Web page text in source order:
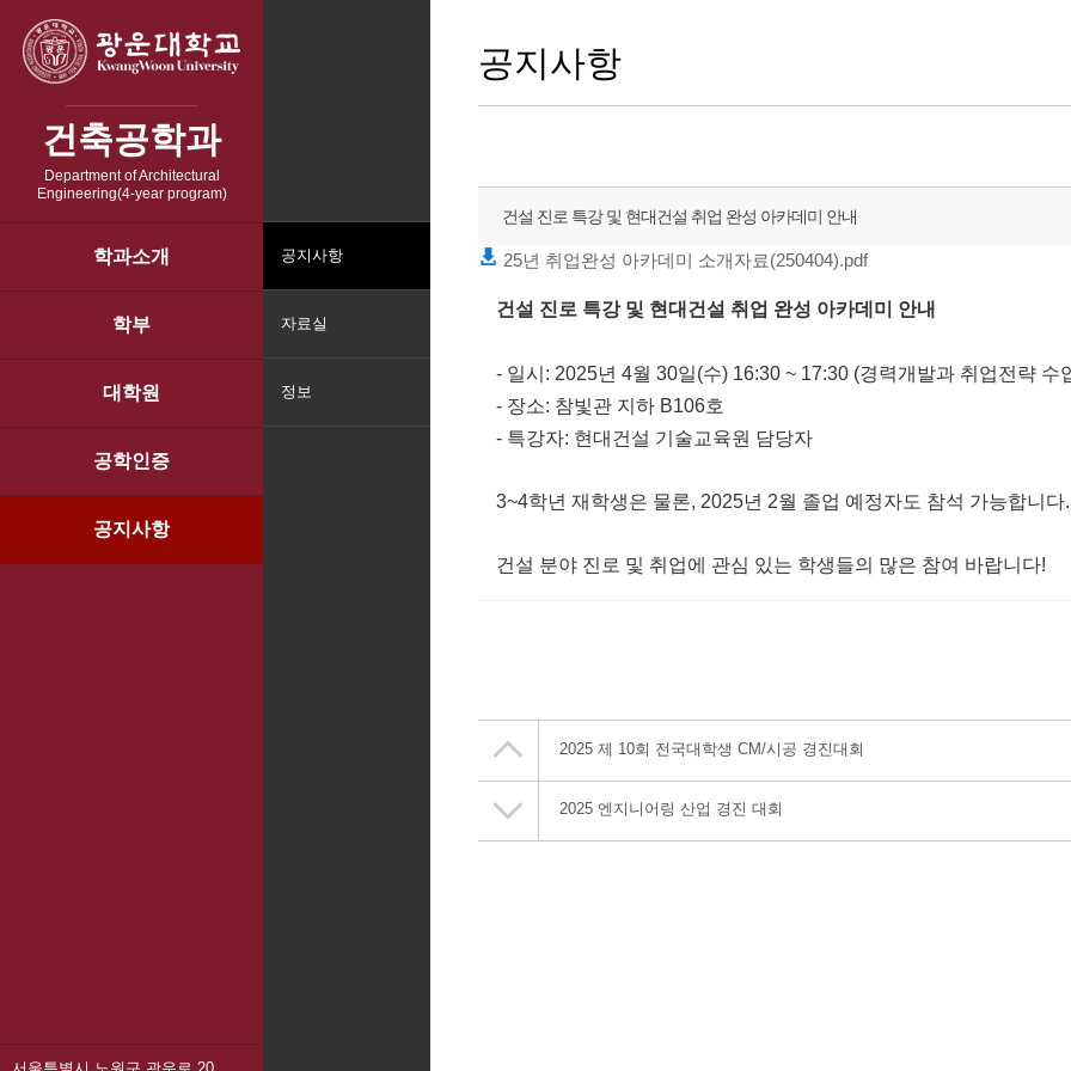
건축공학과
Department of Architectural
Engineering(4-year program)
학과소개
학부
대학원
공학인증
공지사항
공지사항
자료실
정보
공지사항
건설 진로 특강 및 현대건설 취업 완성 아카데미 안내
25년 취업완성 아카데미 소개자료(250404).pdf
건설 진로 특강 및 현대건설 취업 완성 아카데미 안내
- 일시: 2025년 4월 30일(수) 16:30 ~ 17:30 (경력개발과 취업전략 수
- 장소: 참빛관 지하 B106호
- 특강자: 현대건설 기술교육원 담당자
3~4학년 재학생은 물론, 2025년 2월 졸업 예정자도 참석 가능합니다.
건설 분야 진로 및 취업에 관심 있는 학생들의 많은 참여 바랍니다!
2025 제 10회 전국대학생 CM/시공 경진대회
2025 엔지니어링 산업 경진 대회